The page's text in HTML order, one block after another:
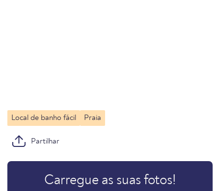
Local de banho fácil Praia
Partilhar
Carregue as suas fotos!